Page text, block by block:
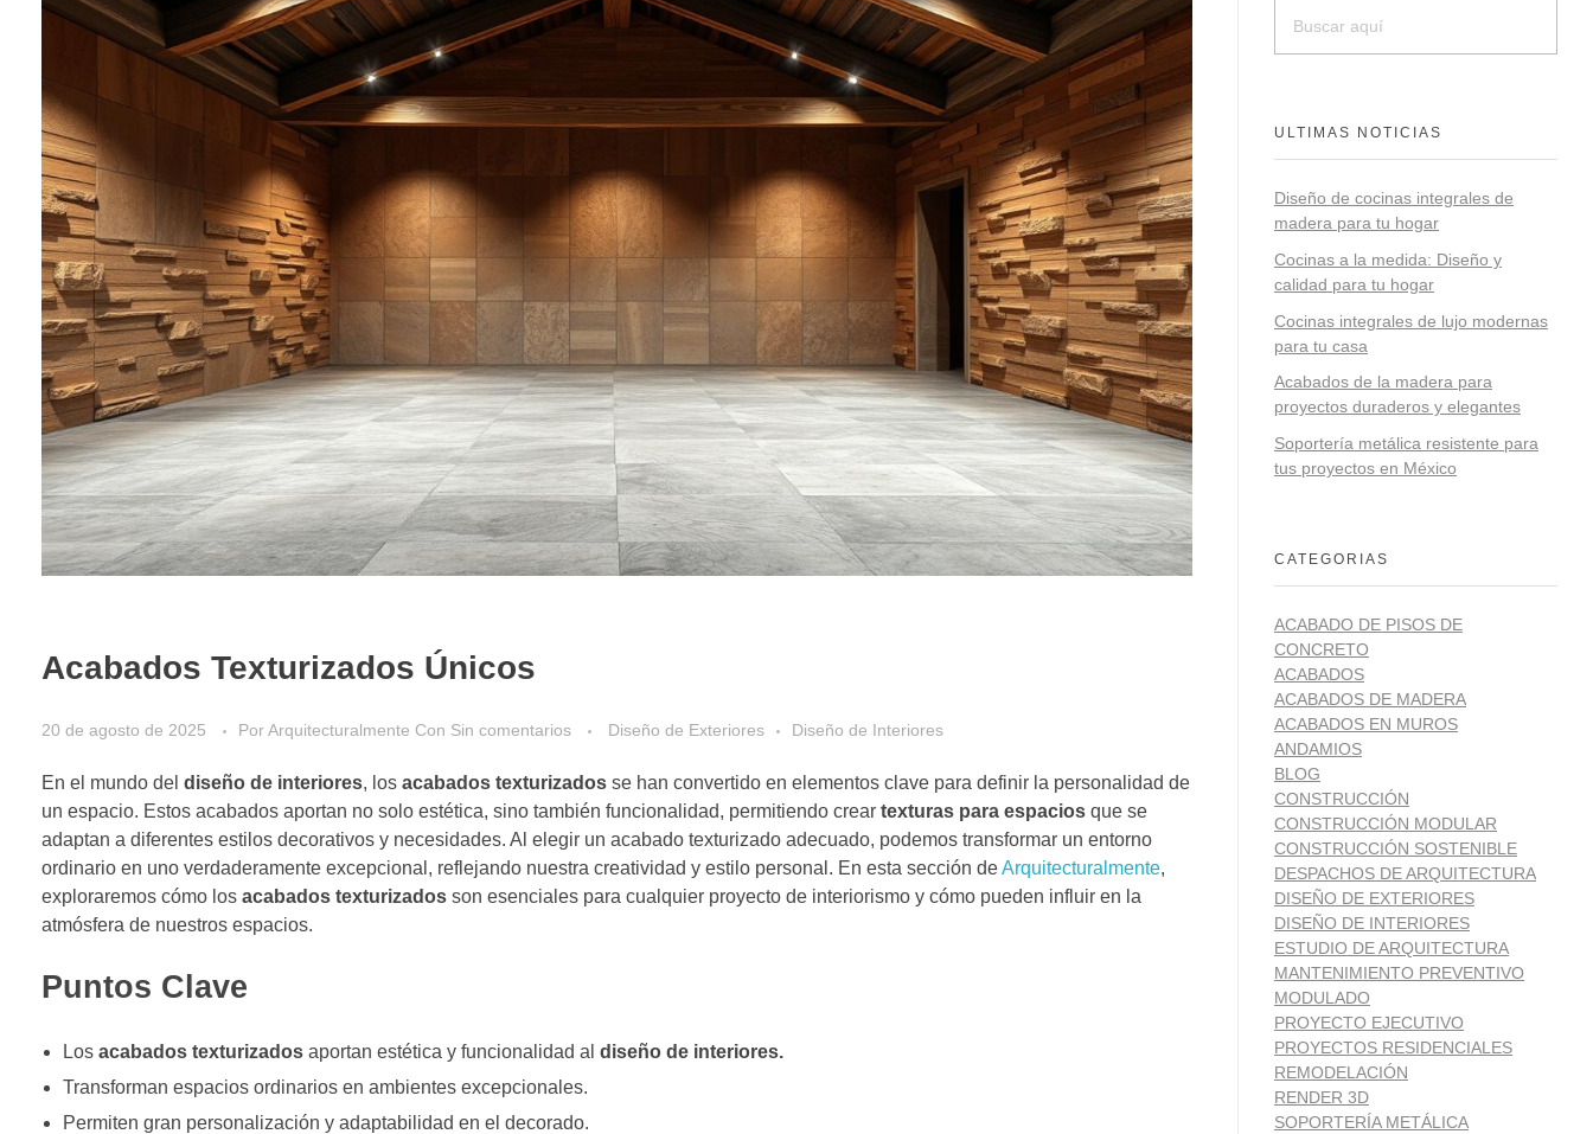
Acabados Texturizados Únicos
20 de agosto de 2025 PorArquitecturalmente Con Sin comentarios Diseño de Exteriores Diseño de Interiores
En el mundo del diseño de interiores, los acabados texturizados se han convertido en elementos clave para definir la personalidad de
un espacio. Estos acabados aportan no solo estética, sino también funcionalidad, permitiendo crear texturas para espacios que se
adaptan a diferentes estilos decorativos y necesidades. Al elegir un acabado texturizado adecuado, podemos transformar un entorno
ordinario en uno verdaderamente excepcional, reflejando nuestra creatividad y estilo personal. En esta sección deArquitecturalmente,
exploraremos cómo los acabados texturizados son esenciales para cualquier proyecto de interiorismo y cómo pueden influir en la
atmósfera de nuestros espacios.
Puntos Clave
Los acabados texturizadosaportan estética y funcionalidad al diseño de interiores.
Transforman espacios ordinarios en ambientes excepcionales.
Permiten gran personalización y adaptabilidad en el decorado.
ULTIMAS NOTICIAS
Diseño de cocinas integrales de
madera para tu hogar
Cocinas a la medida: Diseño y
calidad para tu hogar
Cocinas integrales de lujo modernas
para tu casa
Acabados de la madera para
proyectos duraderos y elegantes
Soportería metálica resistente para
tus proyectos en México
CATEGORIAS
ACABADO DE PISOS DE
CONCRETO
ACABADOS
ACABADOS DE MADERA
ACABADOS EN MUROS
ANDAMIOS
BLOG
CONSTRUCCIÓN
CONSTRUCCIÓN MODULAR
CONSTRUCCIÓN SOSTENIBLE
DESPACHOS DE ARQUITECTURA
DISEÑO DE EXTERIORES
DISEÑO DE INTERIORES
ESTUDIO DE ARQUITECTURA
MANTENIMIENTO PREVENTIVO
MODULADO
PROYECTO EJECUTIVO
PROYECTOS RESIDENCIALES
REMODELACIÓN
RENDER 3D
SOPORTERÍA METÁLICA